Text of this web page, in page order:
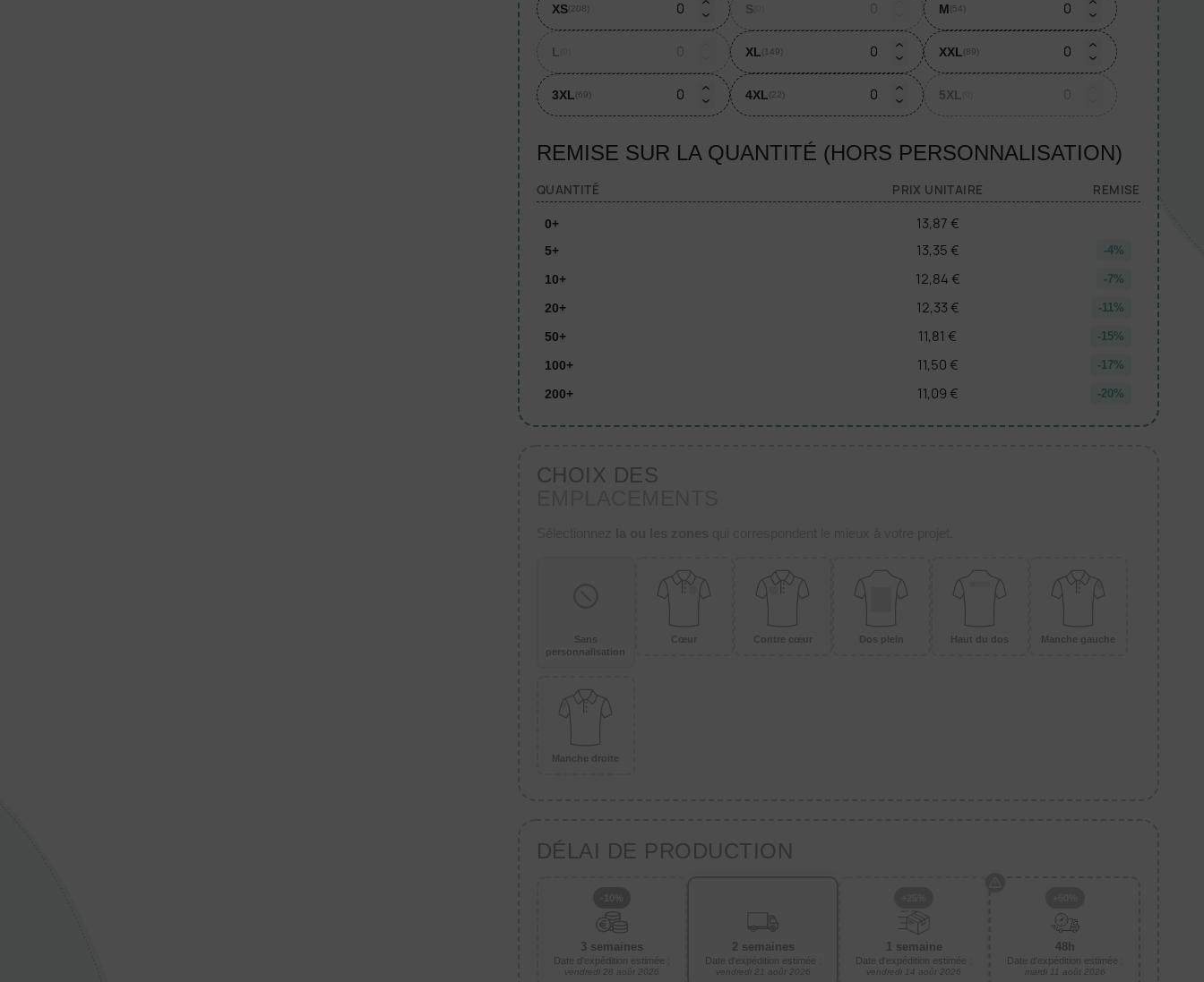
XS(208) S M(54)
L XL(149) XXL(89)
3XL(69) 4XL(22) 5XL
REMISE SUR LA QUANTITÉ (HORS PERSONNALISATION)
QUANTITÉ PRIX UNITAIRE REMISE
0+ 13,87 €
5+ 13,35 € -4%
10+ 12,84 € -7%
20+ 12,33 € -11%
50+ 11,81 € -15%
100+ 11,50 € -17%
200+ 11,09 € -20%
CHOIX DES
Sans
personnalisation
Cœur Contre cœur Dos plein Haut du dos Manche gauche
Manche droite
DÉLAI DE PRODUCTION
3 semaines
Date d'expédition estimée :
vendredi 28 août 2026
2 semaines
Date d'expédition estimée :
vendredi 21 août 2026
1 semaine
Date d'expédition estimée :
vendredi 14 août 2026
48h
Date d'expédition estimée :
mardi 11 août 2026